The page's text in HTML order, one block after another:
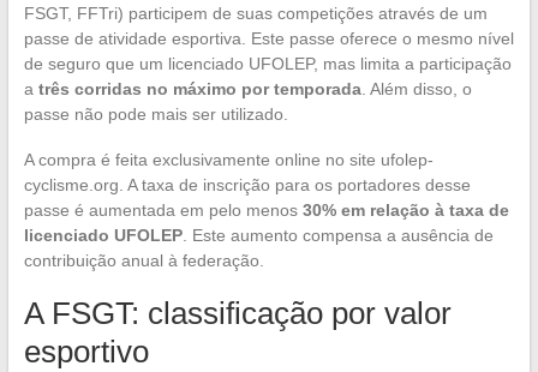
FSGT, FFTri) participem de suas competições através de um
passe de atividade esportiva. Este passe oferece o mesmo nível
de seguro que um licenciado UFOLEP, mas limita a participação
a três corridas no máximo por temporada. Além disso, o
passe não pode mais ser utilizado.
A compra é feita exclusivamente online no site ufolep-
cyclisme.org. A taxa de inscrição para os portadores desse
passe é aumentada em pelo menos 30% em relação à taxa de
licenciado UFOLEP. Este aumento compensa a ausência de
contribuição anual à federação.
A FSGT: classificação por valor
esportivo